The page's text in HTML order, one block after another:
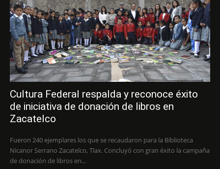
Cultura Federal respalda y reconoce éxito
de iniciativa de donación de libros en
Zacatelco
Fueron 240 ejemplares los que se recaudaron para la Biblioteca
Nicanor Serrano Zacatelco, Tlax. Concluyó con gran éxito la campaña
de donación de libros en...